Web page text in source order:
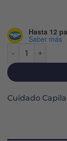
Hasta 12
Saber más
Cuidado